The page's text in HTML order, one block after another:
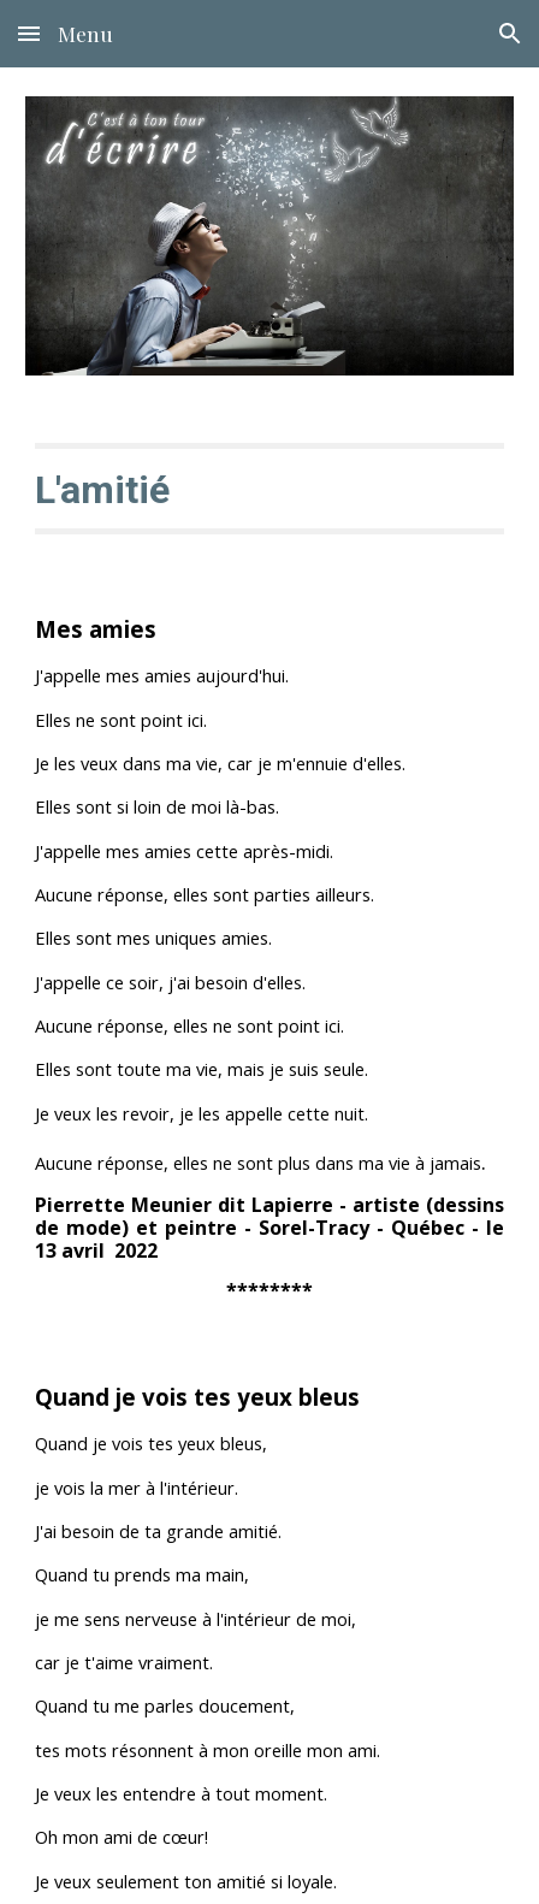
Skip to main content Skip to navigation
Menu
L'amitié
Mes amies
J'appelle mes amies aujourd'hui.
Elles ne sont point ici.
Je les veux dans ma vie, car je m'ennuie d'elles.
Elles sont si loin de moi là-bas.
J'appelle mes amies cette après-midi.
Aucune réponse, elles sont parties ailleurs.
Elles sont mes uniques amies.
J'appelle ce soir, j'ai besoin d'elles.
Aucune réponse, elles ne sont point ici.
Elles sont toute ma vie, mais je suis seule.
Je veux les revoir, je les appelle cette nuit.
Aucune réponse, elles ne sont plus dans ma vie à jamais.
Pierrette Meunier dit Lapierre - artiste (dessins
de mode) et peintre - Sorel-Tracy - Québec - le
13 avril 2022
********
Quand je vois tes yeux bleus
Quand je vois tes yeux bleus,
je vois la mer à l'intérieur.
J'ai besoin de ta grande amitié.
Quand tu prends ma main,
je me sens nerveuse à l'intérieur de moi,
car je t'aime vraiment.
Quand tu me parles doucement,
tes mots résonnent à mon oreille mon ami.
Je veux les entendre à tout moment.
Oh mon ami de cœur!
Je veux seulement ton amitié si loyale.